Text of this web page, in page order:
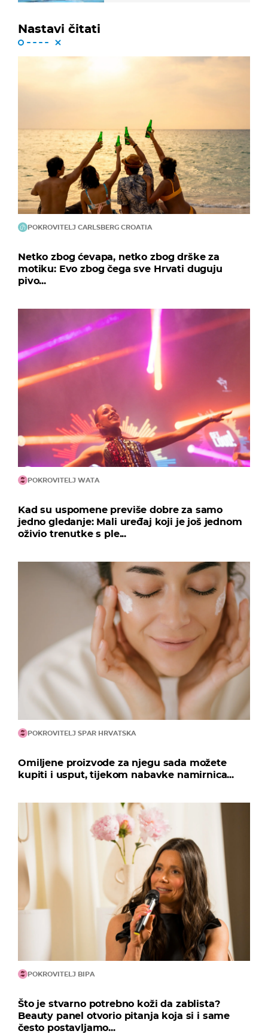
Nastavi čitati
POKROVITELJ CARLSBERG CROATIA
Netko zbog ćevapa, netko zbog drške za
motiku: Evo zbog čega sve Hrvati duguju
pivo...
POKROVITELJ WATA
Kad su uspomene previše dobre za samo
jedno gledanje: Mali uređaj koji je još jednom
oživio trenutke s ple...
POKROVITELJ SPAR HRVATSKA
Omiljene proizvode za njegu sada možete
kupiti i usput, tijekom nabavke namirnica...
POKROVITELJ BIPA
Što je stvarno potrebno koži da zablista?
Beauty panel otvorio pitanja koja si i same
često postavljamo...